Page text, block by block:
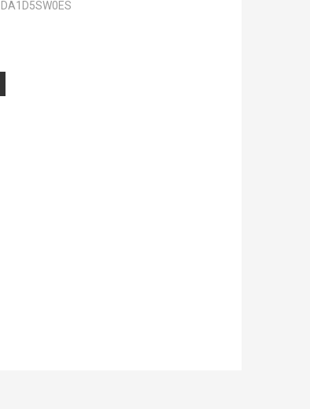
DA1D5SW0ES